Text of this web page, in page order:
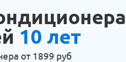
10 лет
от 1899 руб